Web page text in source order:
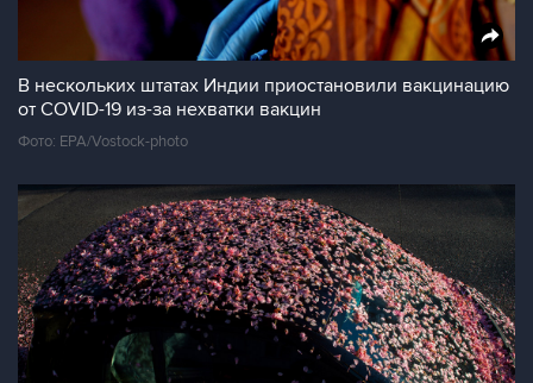
В нескольких штатах Индии приостановили вакцинацию
от COVID-19 из-за нехватки вакцин
Фото: EPA/Vostock-photo